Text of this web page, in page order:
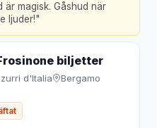
är magisk. Gåshud när
ljuder!"
biljetter
d'Italia
Bergamo